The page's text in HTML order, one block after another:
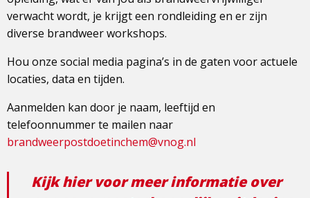
verwacht wordt, je krijgt een rondleiding en er zijn
diverse brandweer workshops.
Hou onze social media pagina’s in de gaten voor actuele
locaties, data en tijden.
Aanmelden kan door je naam, leeftijd en
telefoonnummer te mailen naar
brandweerpostdoetinchem@vnog.nl
Kijk hier voor meer informatie over